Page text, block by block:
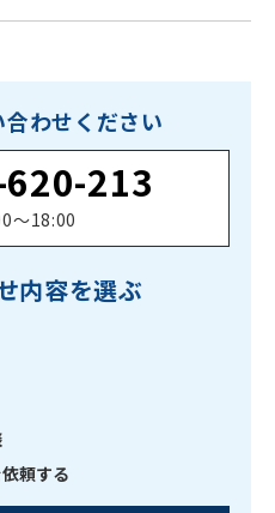
わせください
213
〜18:00
内容を選ぶ
頼する